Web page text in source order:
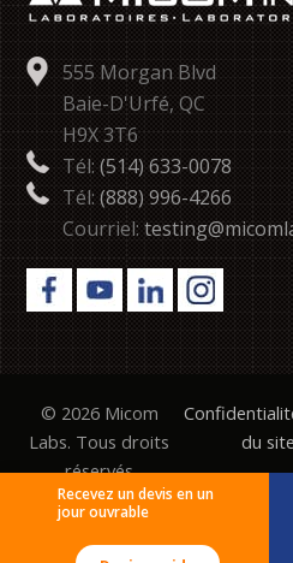
555 Morgan Blvd
Baie-D'Urfé, QC
H9X 3T6
Tél:(514) 633-0078
Tél:(888) 996-4266
Courriel:
© 2026 Micom
Labs. Tous droits
réservés
du site
Recevez un devis en un
jour ouvrable